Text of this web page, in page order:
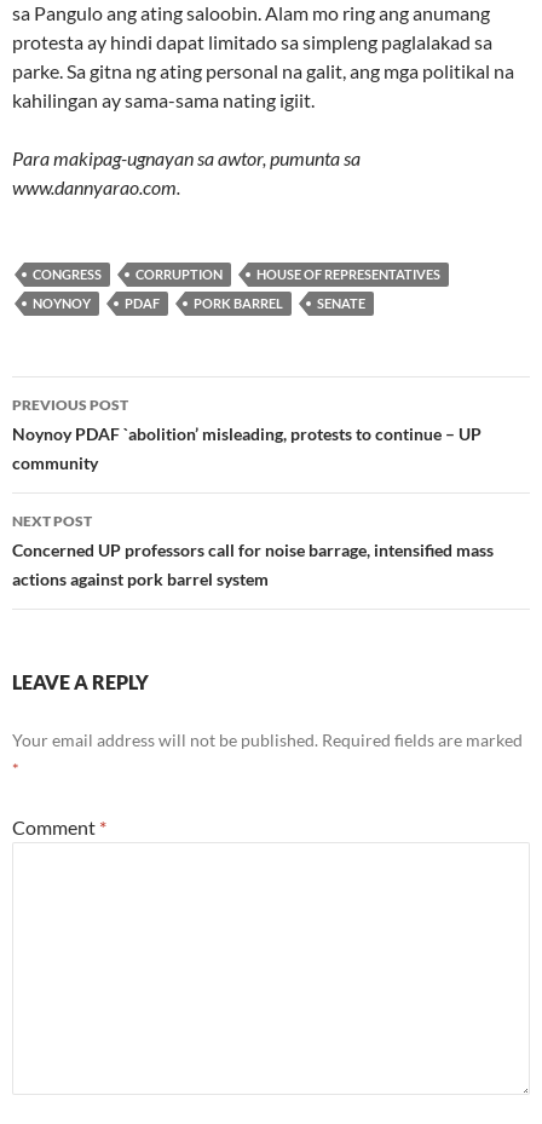
sa Pangulo ang ating saloobin. Alam mo ring ang anumang
protesta ay hindi dapat limitado sa simpleng paglalakad sa
parke. Sa gitna ng ating personal na galit, ang mga politikal na
kahilingan ay sama-sama nating igiit.
Para makipag-ugnayan sa awtor, pumunta sa
www.dannyarao.com.
CONGRESS CORRUPTION
HOUSE OF REPRESENTATIVES
NOYNOY
PDAF PORK BARREL SENATE
Post
navigation
PREVIOUS POST
Noynoy PDAF `abolition’ misleading, protests to continue – UP
community
NEXT POST
Concerned UP professors call for noise barrage, intensified mass
actions against pork barrel system
LEAVE A REPLY
Your email address will not be published. Required fields are marked
*
Comment *